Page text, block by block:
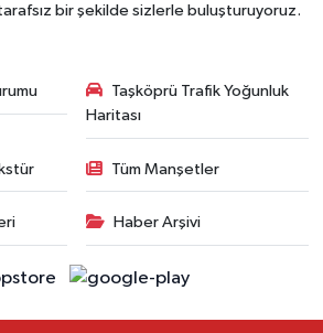
bir şekilde sizlerle buluşturuyoruz.
Taşköprü Trafik Yoğunluk
Haritası
Tüm Manşetler
Haber Arşivi